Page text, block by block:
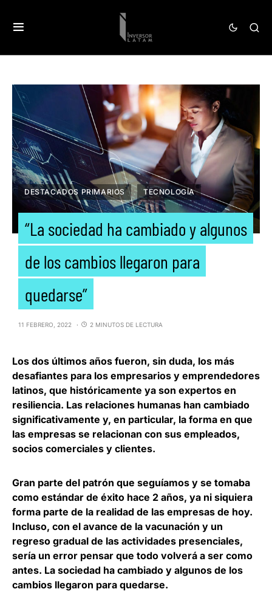
DESTACADOS PRIMARIOS TECNOLOGÍA
“La sociedad ha cambiado y algunos
de los cambios llegaron para
quedarse”
11 FEBRERO, 2022 2 MINUTOS DE LECTURA
Los dos últimos años fueron, sin duda, los más
desafiantes para los empresarios y emprendedores
latinos, que históricamente ya son expertos en
resiliencia. Las relaciones humanas han cambiado
significativamente y, en particular, la forma en que
las empresas se relacionan con sus empleados,
socios comerciales y clientes.
Gran parte del patrón que seguíamos y se tomaba
como estándar de éxito hace 2 años, ya ni siquiera
forma parte de la realidad de las empresas de hoy.
Incluso, con el avance de la vacunación y un
regreso gradual de las actividades presenciales,
sería un error pensar que todo volverá a ser como
antes. La sociedad ha cambiado y algunos de los
cambios llegaron para quedarse.